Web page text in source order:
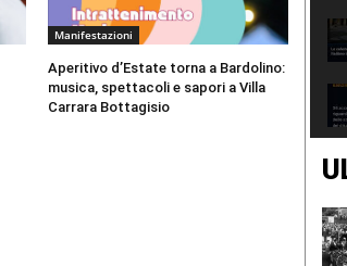
Manifestazioni
Aperitivo d’Estate torna a Bardolino:
musica, spettacoli e sapori a Villa
Carrara Bottagisio